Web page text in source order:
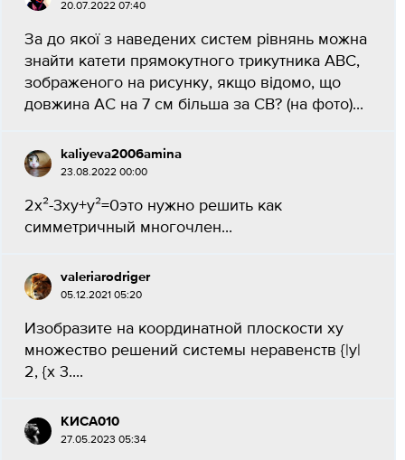
20.07.2022 07:40
За до якої з наведених систем рiвнянь можна
знайти катети прямокутного трикутника ABC,
зображеного на рисунку, якщо відомо, що
довжина АС на 7 см більша за СВ? (на фото)...
kaliyeva2006amina
23.08.2022 00:00
2x²-3ху+y²=0это нужно решить как
симметричный многочлен...
valeriarodriger
05.12.2021 05:20
Изобразите на координатной плоскости ху
множество решений системы неравенств {|у|
2, {х 3....
КИСА010
27.05.2023 05:34